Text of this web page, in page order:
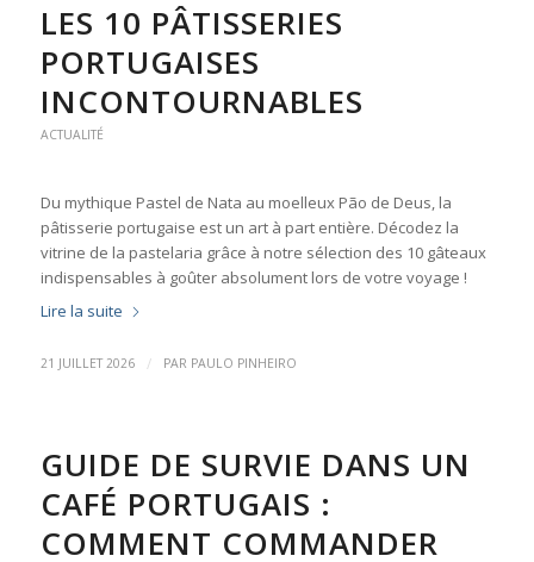
LES 10 PÂTISSERIES
PORTUGAISES
INCONTOURNABLES
ACTUALITÉ
Du mythique Pastel de Nata au moelleux Pão de Deus, la
pâtisserie portugaise est un art à part entière. Décodez la
vitrine de la pastelaria grâce à notre sélection des 10 gâteaux
indispensables à goûter absolument lors de votre voyage !
Lire la suite
21 JUILLET 2026 / PAR PAULO PINHEIRO
GUIDE DE SURVIE DANS UN
CAFÉ PORTUGAIS :
COMMENT COMMANDER